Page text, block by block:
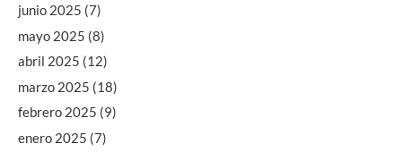
junio 2025 (7)
mayo 2025 (8)
abril 2025 (12)
marzo 2025 (18)
febrero 2025 (9)
enero 2025 (7)